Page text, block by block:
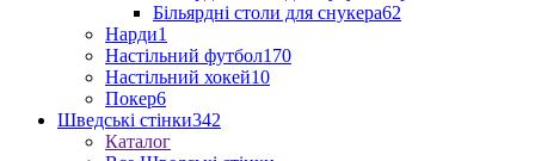
Більярдні столи для снукера62
Нарди1
Настільний футбол170
Настільний хокей10
Покер6
Шведські стінки342
Каталог